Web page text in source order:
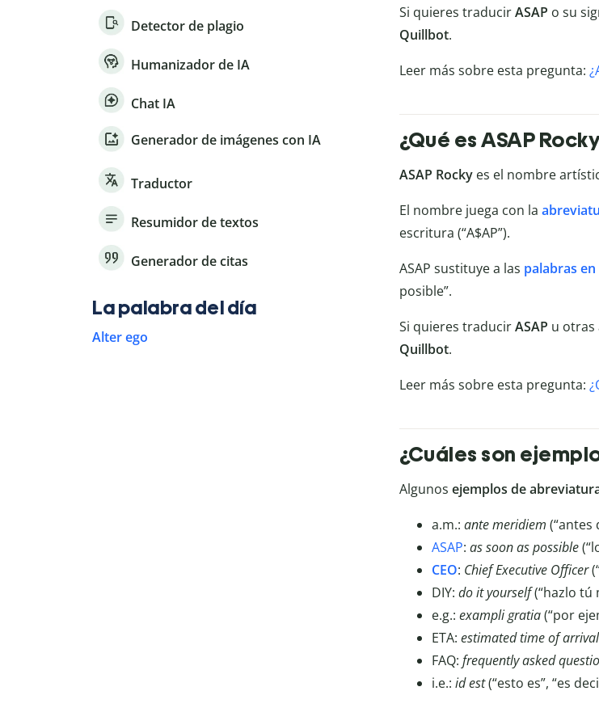
Si quieres traducirASAP o su
Quillbot.
Leer más sobre esta pregunta:
¿Qué es ASAP
ASAP Rocky es el nombre
El nombre juega con la
escritura (“A$AP”).
ASAP sustituye a las palabras en
posible”.
Si quieres traducirASAP u otras
Quillbot.
Leer más sobre esta pregunta:
¿Cuáles son
Algunos ejemplos de
a.m.: ante meridiem (“antes
ASAP: as soon as possible
CEO: Chief Executive Officer
DIY: do it yourself(“hazlo tú
e.g.: exampli gratia(“por
ETA: estimated time of arrival
FAQ: frequently asked
i.e.: id est(“esto es”, “es
Detector de plagio
Humanizador de IA
Chat IA
Generador de imágenes con IA
Traductor
Resumidor de textos
Generador de citas
La palabra del día
Alter ego